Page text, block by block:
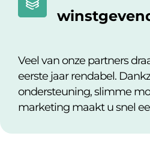
Veel van onze partners
eerste jaar rendabel.
ondersteuning, slimme
marketing maakt u snel